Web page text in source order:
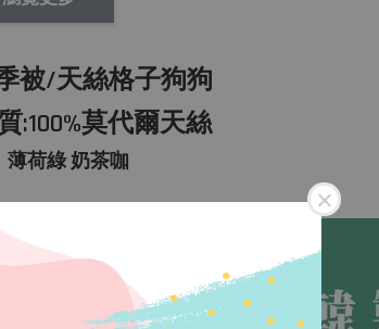
390
450
NT$ 390
加入購物車
被/天絲格子狗狗
:100%莫代爾天絲
薄荷綠 奶茶咖